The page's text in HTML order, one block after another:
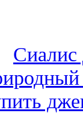
Сиалис